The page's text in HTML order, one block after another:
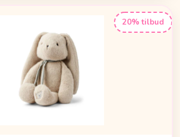
20% tilbud